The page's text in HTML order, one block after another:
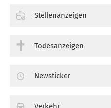
Stellenanzeigen
Todesanzeigen
Newsticker
Verkehr